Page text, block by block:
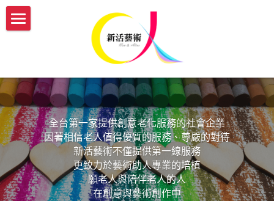
新活團隊介紹
傳承藝術服務方案
生命故事書
【機構據點】延緩模組與藝術輔療課程
【個人】藝術輔療團體課
開課與活動
【實體】傳承藝術帶領者培訓班
【線上】熟齡活動帶領師資培訓
【實體/線上】藝術輔療課程、生命故事書
媒體報導
新活部落格
ESG/CSR 企業服務
全台第一家提供創意老化服務的社會企業
因著相信老人值得優質的服務、尊嚴的對待
新活藝術不僅提供第一線服務
更致力於藝術助人專業的培植
願老人與陪伴老人的人
在創意與藝術創作中
部落格分類
最多人閱讀
關於藝術輔療師
防疫新生活